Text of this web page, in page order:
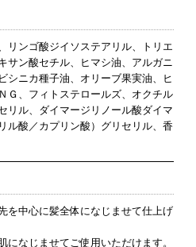
リンゴ酸ジイソステアリル、トリエ
サン酸セチル、ヒマシ油、アルガニ
シニカ種子油、オリーブ果実油、ヒ
Ｇ、フィトステロールズ、オクチル
リル、ダイマージリノール酸ダイマ
ル酸／カプリン酸）グリセリル、香
を中心に髪全体になじませて仕上げ
なじませてご使用いただけます。